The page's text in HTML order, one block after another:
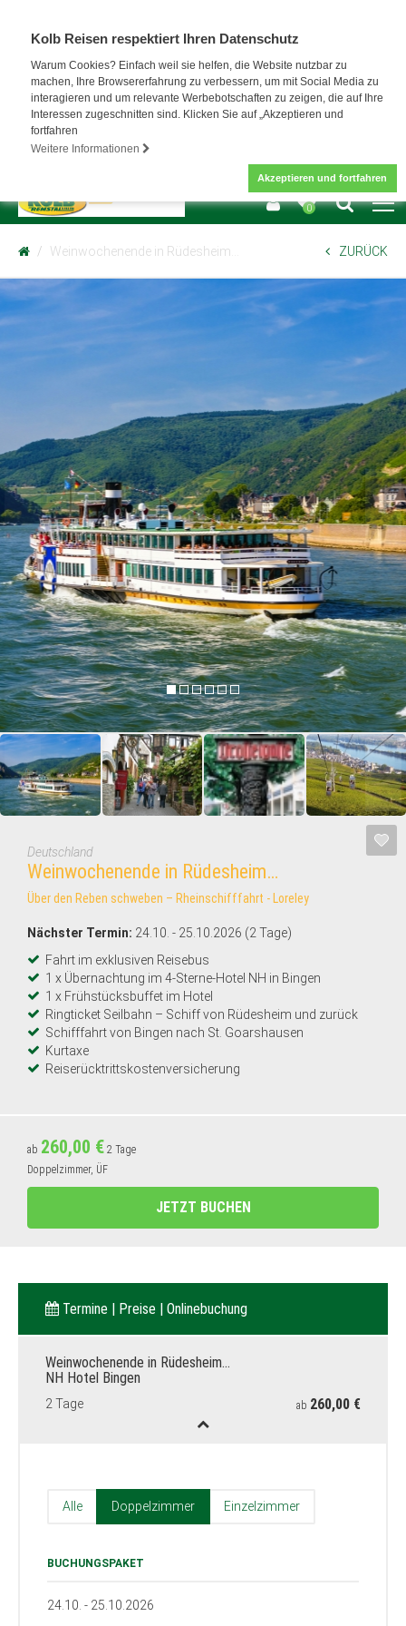
Kolb Reisen respektiert Ihren Datenschutz
Warum Cookies? Einfach weil sie helfen, die Website nutzbar zu
machen, Ihre Browsererfahrung zu verbessern, um mit Social Media zu
interagieren und um relevante Werbebotschaften zu zeigen, die auf Ihre
Interessen zugeschnitten sind. Klicken Sie auf „Akzeptieren und
fortfahren
Weitere Informationen
Akzeptieren und fortfahren
0
Weinwochenende in Rüdesheim… ZURÜCK
Deutschland
Weinwochenende in Rüdesheim…
Über den Reben schweben – Rheinschifffahrt - Loreley
Nächster Termin: 24.10. - 25.10.2026 (2 Tage)
Fahrt im exklusiven Reisebus
1 x Übernachtung im 4-Sterne-Hotel NH in Bingen
1 x Frühstücksbuffet im Hotel
Ringticket Seilbahn – Schiff von Rüdesheim und zurück
Schifffahrt von Bingen nach St. Goarshausen
Kurtaxe
Reiserücktrittskostenversicherung
ab 260,00 € 2 Tage
Doppelzimmer, ÜF
JETZT BUCHEN
Termine | Preise | Onlinebuchung
Weinwochenende in Rüdesheim…
NH Hotel Bingen
2 Tage ab 260,00 €
Alle Doppelzimmer Einzelzimmer
BUCHUNGSPAKET
24.10. - 25.10.2026